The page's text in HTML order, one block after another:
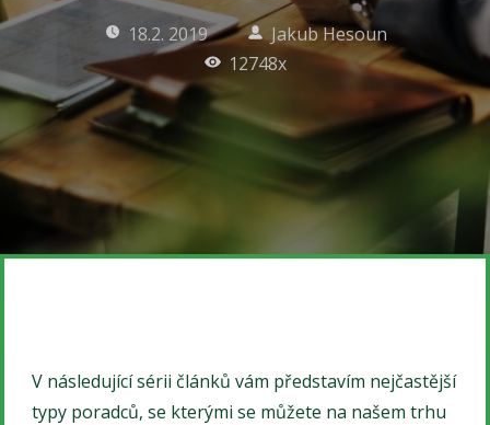
18.2. 2019
Jakub Hesoun
12748x
V následující sérii článků vám představím nejčastější
typy poradců, se kterými se můžete na našem trhu